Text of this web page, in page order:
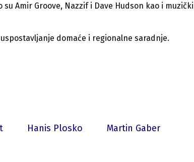
Amir Groove, Nazzif i Dave Hudson kao i
domaće i regionalne saradnje.
Hanis Plosko
Martin Gaber